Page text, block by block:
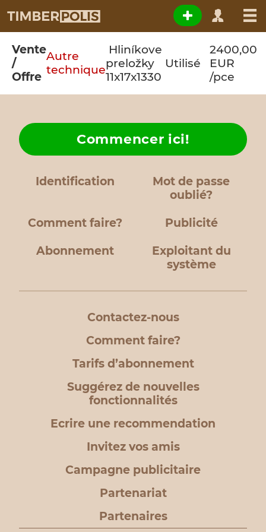
Vente
/
Offre
Autre
technique
Hliníkove
preložky
11x17x1330
Utilisé
2400,00
EUR
/pce
Identification
Mot de passe
oublié?
Comment faire?
Commencer ici!
Publicité
Abonnement
Exploitant du
système
Contactez-nous
Comment faire?
Tarifs d’abonnement
Suggérez de nouvelles
fonctionnalités
Ecrire une recommendation
Invitez vos amis
Campagne publicitaire
Partenariat
Partenaires